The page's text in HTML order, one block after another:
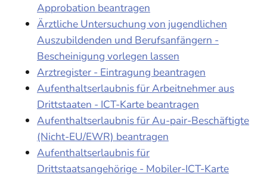
Approbation beantragen
Ärztliche Untersuchung von jugendlichen
Auszubildenden und Berufsanfängern -
Bescheinigung vorlegen lassen
Arztregister - Eintragung beantragen
Aufenthaltserlaubnis für Arbeitnehmer aus
Drittstaaten - ICT-Karte beantragen
Aufenthaltserlaubnis für Au-pair-Beschäftigte
(Nicht-EU/EWR) beantragen
Aufenthaltserlaubnis für
Drittstaatsangehörige - Mobiler-ICT-Karte